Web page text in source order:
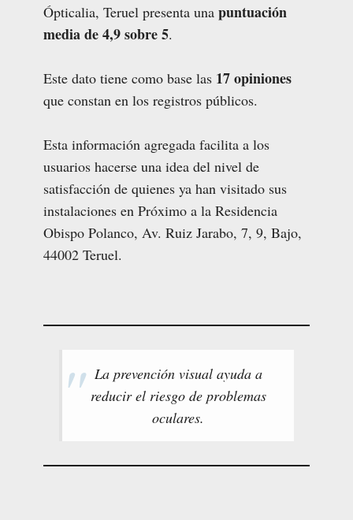
Ópticalia, Teruel presenta una puntuación
media de 4,9 sobre 5.
Este dato tiene como base las 17 opiniones
que constan en los registros públicos.
Esta información agregada facilita a los
usuarios hacerse una idea del nivel de
satisfacción de quienes ya han visitado sus
instalaciones en Próximo a la Residencia
Obispo Polanco, Av. Ruiz Jarabo, 7, 9, Bajo,
44002 Teruel.
La prevención visual ayuda a
reducir el riesgo de problemas
oculares.